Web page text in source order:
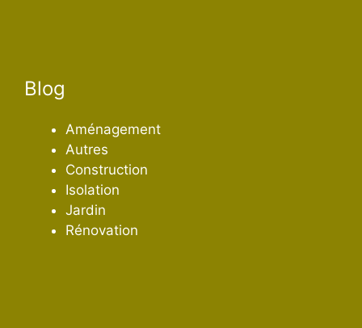
Blog
Aménagement
Autres
Construction
Isolation
Jardin
Rénovation